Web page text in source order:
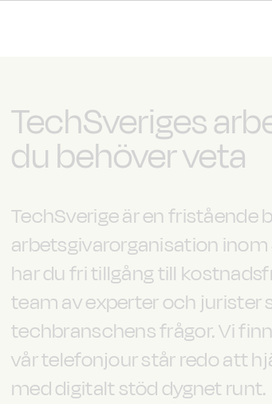
TechSveriges
du behöver veta
TechSverige är en fristående
arbetsgivarorganisation
har du fri tillgång till
team av experter och jurister
techbranschens frågor. Vi
vår telefonjour står redo att
med digitalt stöd dygnet runt.